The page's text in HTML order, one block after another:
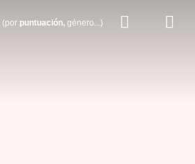
(por puntuación, género...)